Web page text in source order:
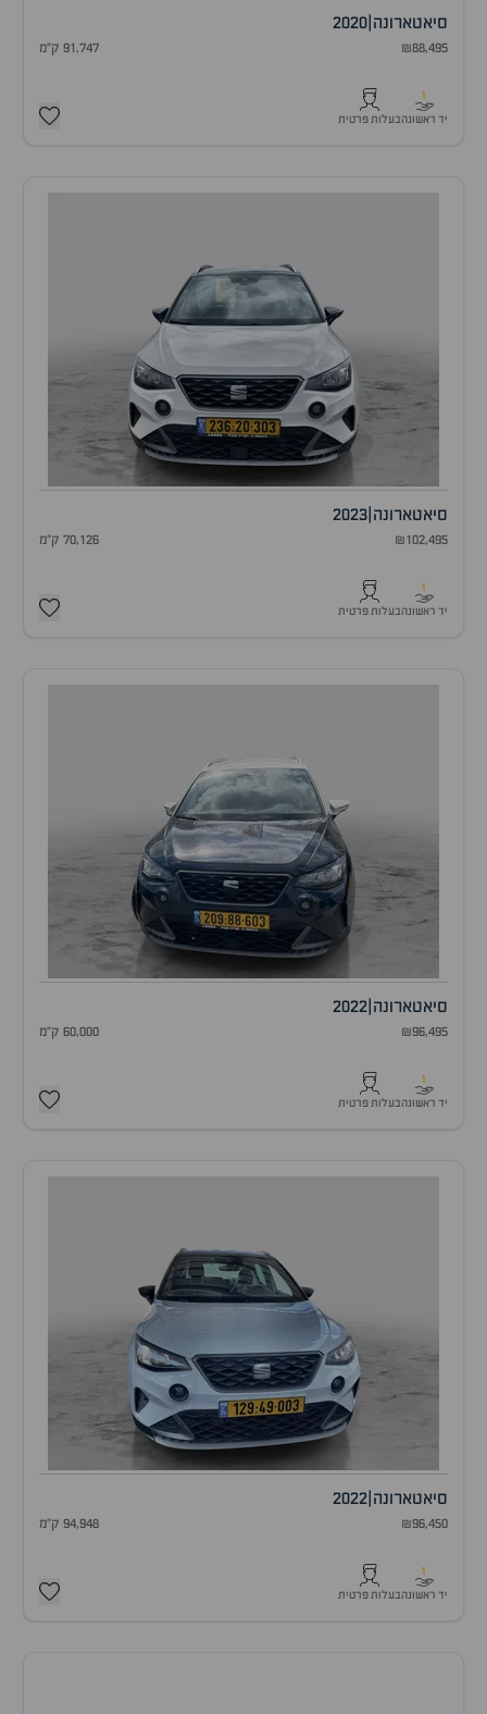
סיאטארונה 2020
₪88,495 91,747 ק"מ
1
יד ראשונהבעלות פרטית
סיאטארונה 2023
₪102,495 70,126 ק"מ
1
יד ראשונהבעלות פרטית
סיאטארונה 2022
₪96,495 60,000 ק"מ
1
יד ראשונהבעלות פרטית
סיאטארונה 2022
₪96,450 94,948 ק"מ
1
יד ראשונהבעלות פרטית